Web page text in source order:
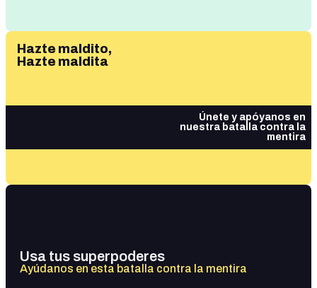
Hazte maldito,
Hazte maldita
Únete y apóyanos en
nuestra batalla contra la
mentira
Usa tus superpoderes
Ayúdanos en esta batalla contra la mentira